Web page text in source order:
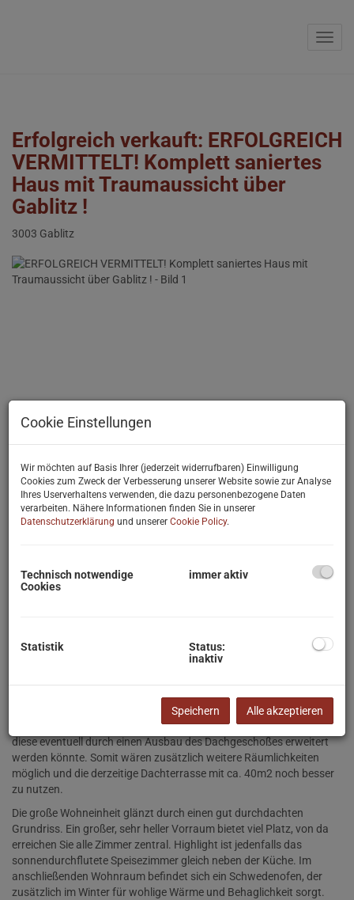
Erfolgreich verkauft: ERFOLGREICH
VERMITTELT! Komplett saniertes
Haus mit Traumaussicht über
Gablitz !
3003 Gablitz
Beschreibung
ist unterkellert und hat, durch einen Zubau von 2010 - 2013, eine
gesamte Nutzfläche inkl. Keller von ca. 165m². Die reine Wohnfläche
von knapp ca.94m² verteilt sich derzeit auf eine Wohnebene, wobei
diese eventuell durch einen Ausbau des Dachgeschoßes erweitert
werden könnte. Somit wären zusätzlich weitere Räumlichkeiten
möglich und die derzeitige Dachterrasse mit ca. 40m2 noch besser
zu nutzen.
Die große Wohneinheit glänzt durch einen gut durchdachten
Grundriss. Ein großer, sehr heller Vorraum bietet viel Platz, von da
erreichen Sie alle Zimmer zentral. Highlight ist jedenfalls das
sonnendurchflutete Speisezimmer gleich neben der Küche. Im
anschließenden Wohnraum befindet sich ein Schwedenofen, der
zusätzlich im Winter für wohlige Wärme und Behaglichkeit sorgt.
Cookie Einstellungen
Wir möchten auf Basis Ihrer (jederzeit widerrufbaren) Einwilligung
Cookies zum Zweck der Verbesserung unserer Website sowie zur Analyse
Ihres Userverhaltens verwenden, die dazu personenbezogene Daten
verarbeiten. Nähere Informationen finden Sie in unserer
Datenschutzerklärung und unserer Cookie Policy.
Technisch notwendige
Cookies
immer aktiv
Statistik
Status:
inaktiv
Speichern Alle akzeptieren